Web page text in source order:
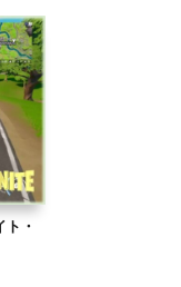
・